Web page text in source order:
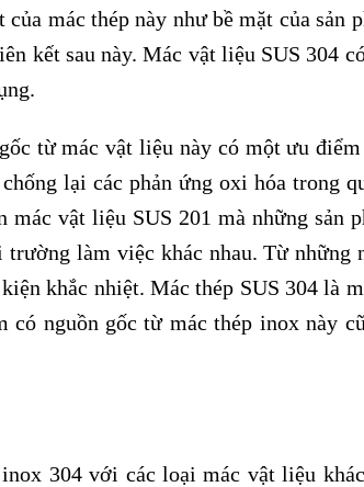
mác thép này như bề mặt của sản
kết sau này. Mác vật liệu SUS 304
từ mác vật liệu này có một ưu
lại các phản ứng oxi hóa trong
vật liệu SUS 201 mà những sản
làm việc khác nhau. Từ những
khắc nhiệt. Mác thép SUS 304 là
có nguồn gốc từ mác thép inox này
304 với các loại mác vật liệu